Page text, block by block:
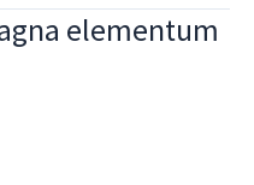
elementum